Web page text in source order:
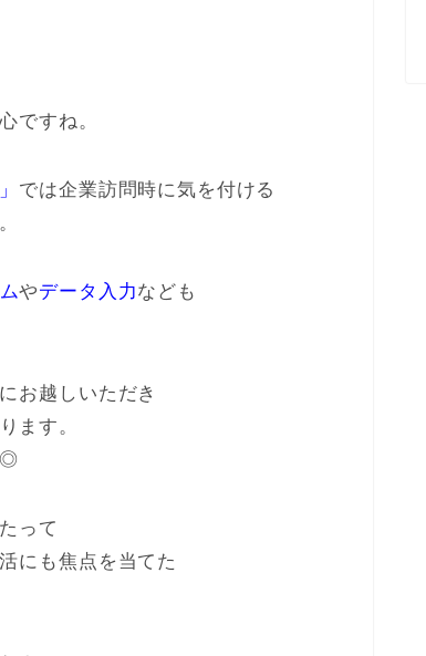
ですね。
では企業訪問時に気を付ける
やデータ入力なども
お越しいただき
ます。
◎
って
にも焦点を当てた